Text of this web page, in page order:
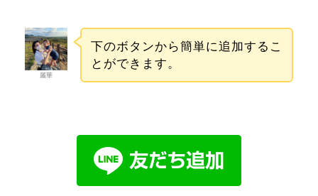
麗華
下のボタンから簡単に追加するこ
とができます。